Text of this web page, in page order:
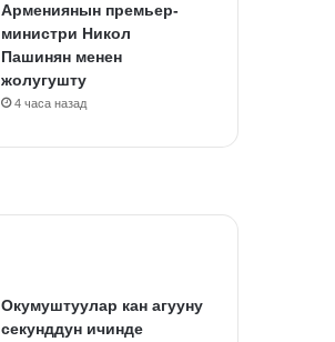
Армениянын премьер-
министри Никол
Пашинян менен
жолугушту
4 часа назад
Окумуштуулар кан агууну
секунддун ичинде